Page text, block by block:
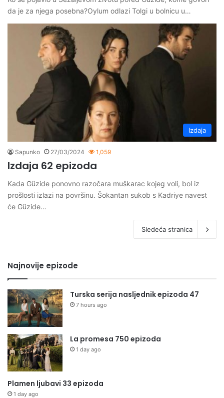
da je za njega posebna?Oylum odlazi Tolgi u bolnicu u…
Izdaja
Sapunko 27/03/2024 1,059
Izdaja 62 epizoda
Kada Güzide ponovno razočara muškarac kojeg voli, bol iz
prošlosti izlazi na površinu. Šokantan sukob s Kadriye navest
će Güzide…
Sledeća stranica
Najnovije epizode
Turska serija nasljednik epizoda 47
7 hours ago
La promesa 750 epizoda
1 day ago
Plamen ljubavi 33 epizoda
1 day ago